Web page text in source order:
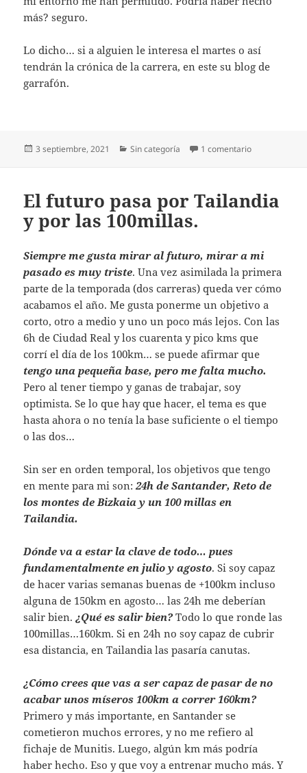
más? seguro.
Lo dicho… si a alguien le interesa el martes o así
tendrán la crónica de la carrera, en este su blog de
garrafón.
Publicado
3 septiembre, 2021 Categorías
Sin categoría 1 comentarioen 24h de
El futuro pasa por Tailandia
y por las 100millas.
Siempre me gusta mirar al futuro, mirar a mi
pasado es muy triste. Una vez asimilada la primera
parte de la temporada (dos carreras) queda ver cómo
acabamos el año. Me gusta ponerme un objetivo a
corto, otro a medio y uno un poco más lejos. Con las
6h de Ciudad Real y los cuarenta y pico kms que
corrí el día de los 100km… se puede afirmar que
tengo una pequeña base, pero me falta mucho.
Pero al tener tiempo y ganas de trabajar, soy
optimista. Se lo que hay que hacer, el tema es que
hasta ahora o no tenía la base suficiente o el tiempo
o las dos…
Sin ser en orden temporal, los objetivos que tengo
en mente para mi son:24h de Santander, Reto de
los montes de Bizkaia y un 100 millas en
Tailandia.
Dónde va a estar la clave de todo… pues
fundamentalmente en julio y agosto. Si soy capaz
de hacer varias semanas buenas de +100km incluso
alguna de 150km en agosto… las 24h me deberían
salir bien.¿Qué es salir bien?Todo lo que ronde las
100millas…160km. Si en 24h no soy capaz de cubrir
esa distancia, en Tailandia las pasaría canutas.
¿Cómo crees que vas a ser capaz de pasar de no
acabar unos míseros 100km a correr 160km?
Primero y más importante, en Santander se
cometieron muchos errores, y no me refiero al
fichaje de Munitis. Luego, algún km más podría
haber hecho. Eso y que voy a entrenar mucho más. Y